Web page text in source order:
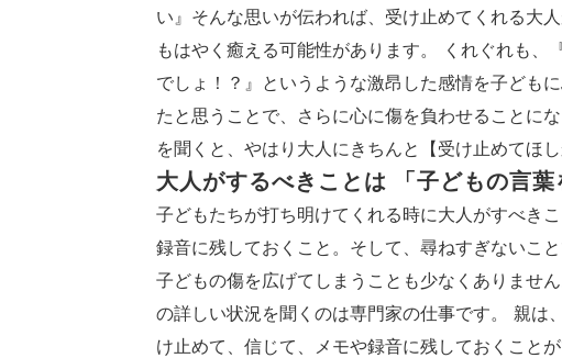
い』そんな思いが伝われば、受け止めてくれる大
もはやく癒える可能性があります。 くれぐれも、
でしょ！？』というような激昂した感情を子ども
たと思うことで、さらに心に傷を負わせることに
を聞くと、やはり大人にきちんと【受け止めてほ
大人がするべきことは 「子どもの言葉
子どもたちが打ち明けてくれる時に大人がすべき
録音に残しておくこと。そして、尋ねすぎないこ
子どもの傷を広げてしまうことも少なくありませ
の詳しい状況を聞くのは専門家の仕事です。 親は
け止めて、信じて、メモや録音に残しておくこと